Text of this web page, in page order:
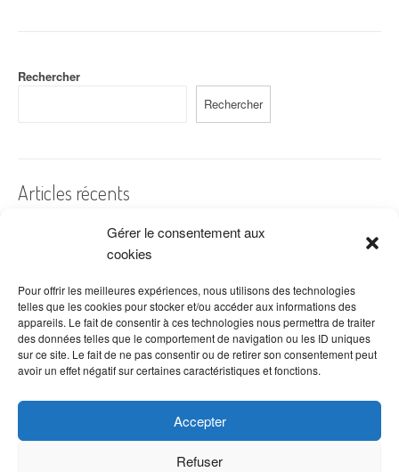
Gérer le consentement aux
cookies
Pour offrir les meilleures expériences, nous utilisons des technologies
telles que les cookies pour stocker et/ou accéder aux informations des
appareils. Le fait de consentir à ces technologies nous permettra de traiter
des données telles que le comportement de navigation ou les ID uniques
sur ce site. Le fait de ne pas consentir ou de retirer son consentement peut
avoir un effet négatif sur certaines caractéristiques et fonctions.
Accepter
Refuser
Rechercher
Rechercher
Articles récents
A quelles dates de l’année offre-t-on des fleurs ?
Les fleurs préférées des Français
Combien de fois arroser un cactus ?
Quelles fleurs offrir pour la fête des mères ?
Idées de décoration avec fleurs séchées